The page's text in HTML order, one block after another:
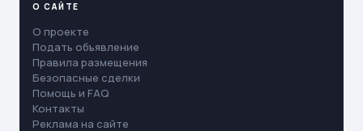
О САЙТЕ
О проекте
Подать объявление
Правила размещения
Безопасные сделки
Помощь и FAQ
Контакты
Реклама на сайте